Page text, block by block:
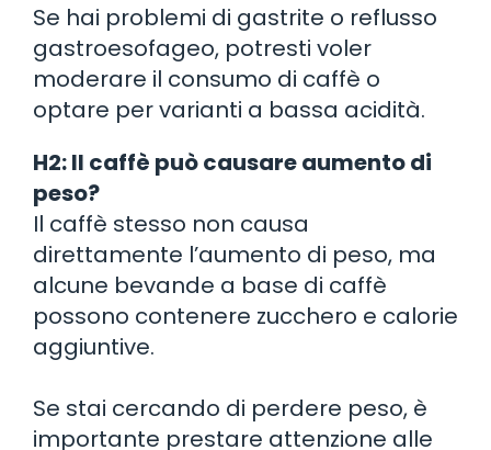
Se hai problemi di gastrite o reflusso
gastroesofageo, potresti voler
moderare il consumo di caffè o
optare per varianti a bassa acidità.
H2: Il caffè può causare aumento di
peso?
Il caffè stesso non causa
direttamente l’aumento di peso, ma
alcune bevande a base di caffè
possono contenere zucchero e calorie
aggiuntive.
Se stai cercando di perdere peso, è
importante prestare attenzione alle